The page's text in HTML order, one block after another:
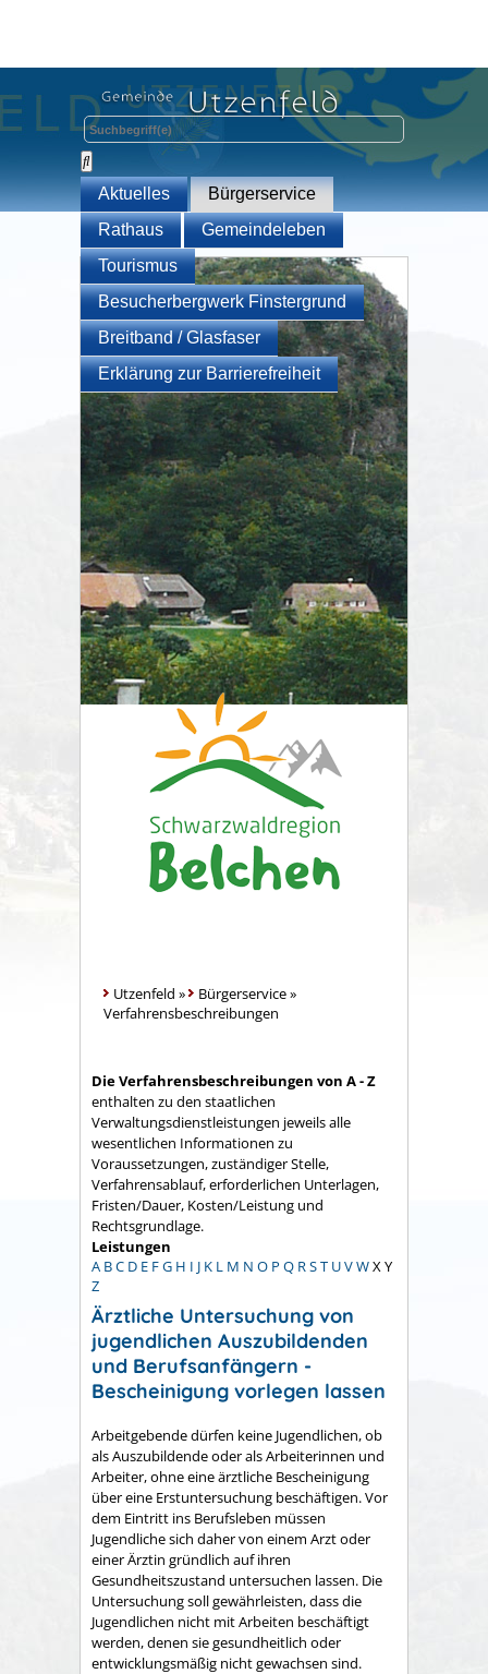
Aktuelles
Bürgerservice
Rathaus
Gemeindeleben
Tourismus
Besucherbergwerk Finstergrund
Breitband / Glasfaser
Erklärung zur Barrierefreiheit
Utzenfeld » Bürgerservice»
Verfahrensbeschreibungen
Die Verfahrensbeschreibungen von A - Z
enthalten zu den staatlichen
Verwaltungsdienstleistungen jeweils alle
wesentlichen Informationen zu
Voraussetzungen, zuständiger Stelle,
Verfahrensablauf, erforderlichen Unterlagen,
Fristen/Dauer, Kosten/Leistung und
Rechtsgrundlage.
Leistungen
A BC D E FG H I J K L M N O P Q RST UVWX Y
Z
Ärztliche Untersuchung von
jugendlichen Auszubildenden
und Berufsanfängern -
Bescheinigung vorlegen lassen
Arbeitgebende dürfen keine Jugendlichen, ob
als Auszubildende oder als Arbeiterinnen und
Arbeiter, ohne eine ärztliche Bescheinigung
über eine Erstuntersuchung beschäftigen. Vor
dem Eintritt ins Berufsleben müssen
Jugendliche sich daher von einem Arzt oder
einer Ärztin gründlich auf ihren
Gesundheitszustand untersuchen lassen. Die
Untersuchung soll gewährleisten, dass die
Jugendlichen nicht mit Arbeiten beschäftigt
werden, denen sie gesundheitlich oder
entwicklungsmäßig nicht gewachsen sind.